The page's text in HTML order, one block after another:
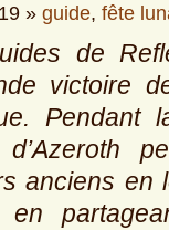
» guide, fête
de
victoire
Pendant
anciens en
en